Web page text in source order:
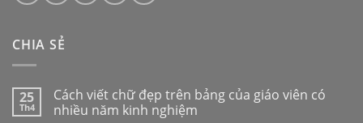
CHIA SẺ
25
Th4
Cách viết chữ đẹp trên bảng của giáo viên có
nhiều năm kinh nghiệm